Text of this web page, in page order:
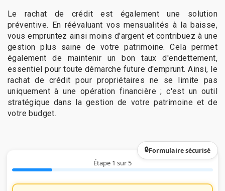
Le rachat de crédit est également une solution
préventive. En réévaluant vos mensualités à la baisse,
vous empruntez ainsi moins d'argent et contribuez à une
gestion plus saine de votre patrimoine. Cela permet
également de maintenir un bon taux d'endettement,
essentiel pour toute démarche future d'emprunt. Ainsi, le
rachat de crédit pour propriétaires ne se limite pas
uniquement à une opération financière ; c'est un outil
stratégique dans la gestion de votre patrimoine et de
votre budget.
Étape 1 sur 5
Formulaire sécurisé